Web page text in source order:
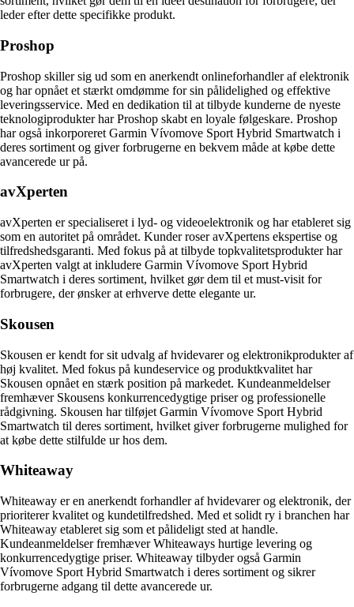
leder efter dette specifikke produkt.
Proshop
Proshop skiller sig ud som en anerkendt onlineforhandler af elektronik
og har opnået et stærkt omdømme for sin pålidelighed og effektive
leveringsservice. Med en dedikation til at tilbyde kunderne de nyeste
teknologiprodukter har Proshop skabt en loyale følgeskare. Proshop
har også inkorporeret Garmin Vívomove Sport Hybrid Smartwatch i
deres sortiment og giver forbrugerne en bekvem måde at købe dette
avancerede ur på.
avXperten
avXperten er specialiseret i lyd- og videoelektronik og har etableret sig
som en autoritet på området. Kunder roser avXpertens ekspertise og
tilfredshedsgaranti. Med fokus på at tilbyde topkvalitetsprodukter har
avXperten valgt at inkludere Garmin Vívomove Sport Hybrid
Smartwatch i deres sortiment, hvilket gør dem til et must-visit for
forbrugere, der ønsker at erhverve dette elegante ur.
Skousen
Skousen er kendt for sit udvalg af hvidevarer og elektronikprodukter af
høj kvalitet. Med fokus på kundeservice og produktkvalitet har
Skousen opnået en stærk position på markedet. Kundeanmeldelser
fremhæver Skousens konkurrencedygtige priser og professionelle
rådgivning. Skousen har tilføjet Garmin Vívomove Sport Hybrid
Smartwatch til deres sortiment, hvilket giver forbrugerne mulighed for
at købe dette stilfulde ur hos dem.
Whiteaway
Whiteaway er en anerkendt forhandler af hvidevarer og elektronik, der
prioriterer kvalitet og kundetilfredshed. Med et solidt ry i branchen har
Whiteaway etableret sig som et pålideligt sted at handle.
Kundeanmeldelser fremhæver Whiteaways hurtige levering og
konkurrencedygtige priser. Whiteaway tilbyder også Garmin
Vívomove Sport Hybrid Smartwatch i deres sortiment og sikrer
forbrugerne adgang til dette avancerede ur.